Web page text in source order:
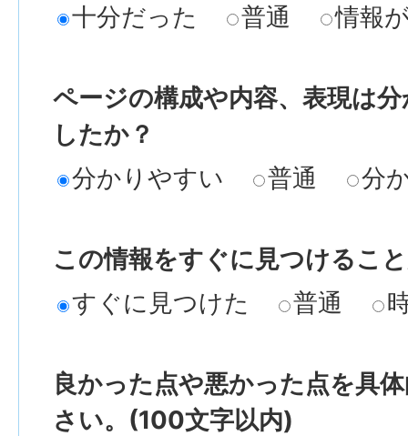
十分だった
普通 情報
ページの構成や内容、表現は
したか？
分かりやすい
普通 分
この情報をすぐに見つけるこ
すぐに見つけた
普通
良かった点や悪かった点を具
さい。(100文字以内)